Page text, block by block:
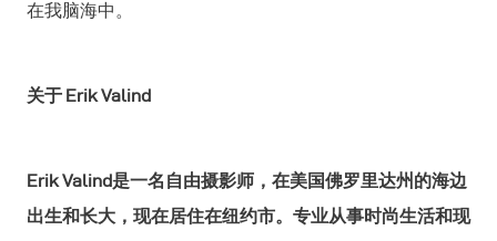
在我脑海中。
关于 Erik Valind
Erik Valind是一名自由摄影师，在美国佛罗里达州的海边
出生和长大，现在居住在纽约市。专业从事时尚生活和现